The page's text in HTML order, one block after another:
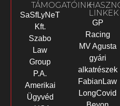
TÁMOGATÓINK
SaSfLyNeT
Kft.
Szabo
Law
Group
P.A.
Amerikai
Ügyvéd
LINKEK
GP
Racing
MV Agusta
gyári
alkatrészek
FabianLaw
LongCovid